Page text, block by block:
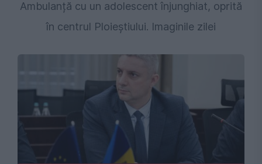
Ambulanță cu un adolescent înjunghiat, oprită
în centrul Ploieștiului. Imaginile zilei